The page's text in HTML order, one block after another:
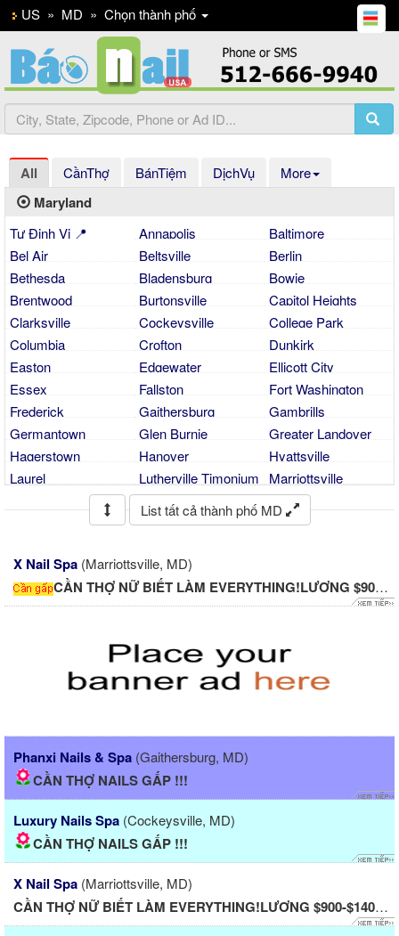
US » MD » Chọn thành phố
All CầnThợ BánTiệm DịchVụ More
Maryland
Tự Định Vị 📍 Annapolis
Baltimore
Bel Air
Beltsville
Berlin
Bethesda
Bladensburg
Bowie
Brentwood
Burtonsville
Capitol Heights
Clarksville
Cockeysville
College Park
Columbia
Crofton
Dunkirk
Easton
Edgewater
Ellicott City
Essex
Fallston
Fort Washington
Frederick
Gaithersburg
Gambrills
Germantown
Glen Burnie
Greater Landover
Hagerstown
Hanover
Hyattsville
Laurel
Lutherville Timonium
Marriottsville
Mount Airy
Nottingham
Owings Mills
Parkville
Rockville
Severna Park
Suitland
Waldorf
Westminster
Windsor Mill
Woodbine
List tất cả thành phố MD
X Nail Spa (Marriottsville, MD)
CẦN THỢ NỮ BIẾT LÀM EVERYTHING!LƯƠNG $900-$1400/tuần/...
Phanxi Nails & Spa (Gaithersburg, MD)
CẦN THỢ NAILS GẤP !!!
Luxury Nails Spa (Cockeysville, MD)
CẦN THỢ NAILS GẤP !!!
X Nail Spa (Marriottsville, MD)
CẦN THỢ NỮ BIẾT LÀM EVERYTHING!LƯƠNG $900-$1400/tuần/...